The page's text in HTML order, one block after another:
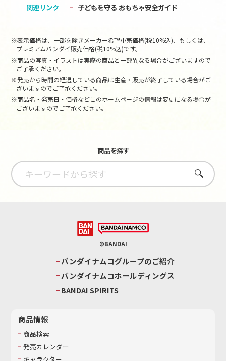
関連リンク
子どもを守る おもちゃ安全ガイド
※表示価格は、一部を除きメーカー希望小売価格(税10%込)、もしくは、
プレミアムバンダイ販売価格(税10%込)です。
※商品の写真・イラストは実際の商品と一部異なる場合がございますので
ご了承ください。
※発売から時間の経過している商品は生産・販売が終了している場合がご
ざいますのでご了承ください。
※商品名・発売日・価格などこのホームページの情報は変更になる場合が
ございますのでご了承ください。
商品を探す
さがす
©BANDAI
バンダイナムコグループのご紹介
バンダイナムコホールディングス
BANDAI SPIRITS
商品情報
商品検索
発売カレンダー